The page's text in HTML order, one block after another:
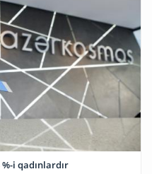
i qadınlardır